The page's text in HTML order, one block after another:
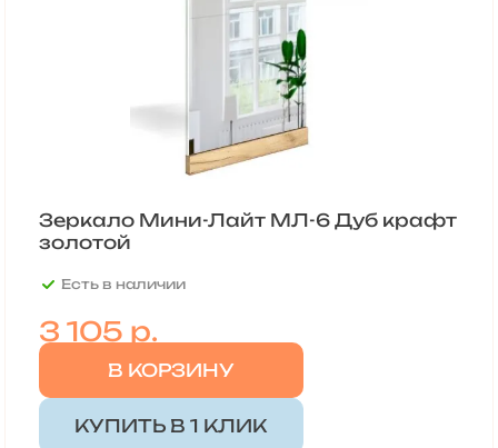
Зеркало Мини-Лайт МЛ-6 Дуб крафт
золотой
Есть в наличии
3 105 р.
В КОРЗИНУ
КУПИТЬ В 1 КЛИК